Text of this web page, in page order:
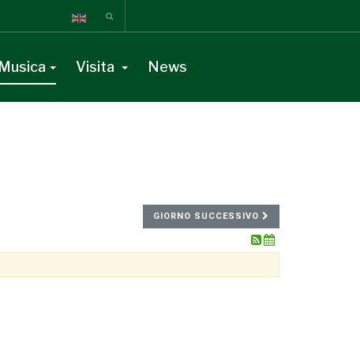
Musica Visita News
GIORNO SUCCESSIVO